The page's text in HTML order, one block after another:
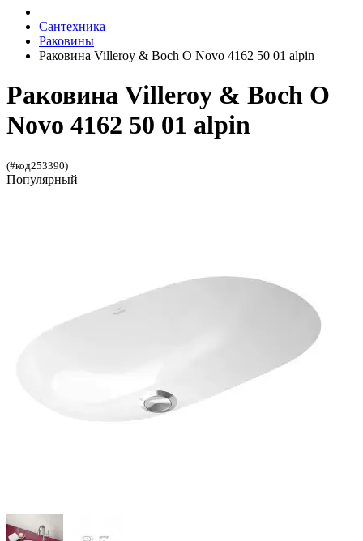
Сантехника
Раковины
Раковина Villeroy & Boch O Novo 4162 50 01 alpin
Раковина Villeroy & Boch O
Novo 4162 50 01 alpin
(#код253390)
Популярный